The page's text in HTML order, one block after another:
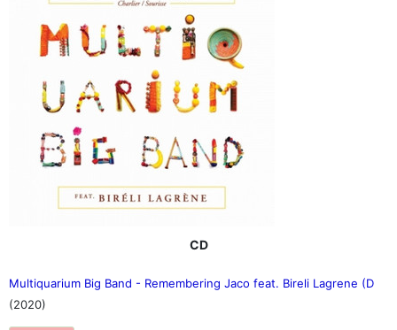
CD
Multiquarium Big Band - Remembering Jaco feat. Bireli Lagrene (D
(2020)